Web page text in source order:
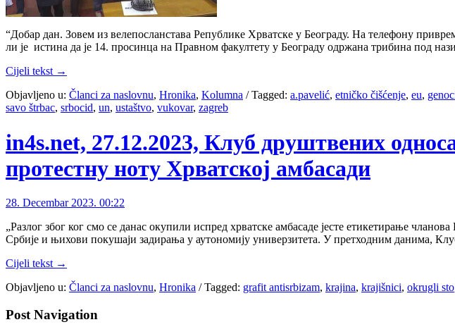
“Добар дан. Зовем из велепосланстава Републике Хрватске у Београду. На телефону
ли је истина да је 14. просинца на Правном факултету у Београду одржана трибина под
Cijeli tekst →
Objavljeno u: Članci za naslovnu, Hronika, Kolumna /Tagged: a.pavelić, etničko čišćenje, eu,
savo štrbac, srbocid, un, ustaštvo, vukovar, zagreb
in4s.net, 27.12.2023, Клуб друштвених
протестну ноту Хрватској амбасади
28. Decembar 2023. 00:22
„Разлог због ког смо се данас окупили испред хрватске амбасаде јесте етикетирање
Србије и њихови покушаји задирања у аутономију универзитета. У претходним данима,
Cijeli tekst →
Objavljeno u: Članci za naslovnu, Hronika /Tagged: grafit antisrbizam, krajina, krajišnici, okrugli sto
Post Navigation